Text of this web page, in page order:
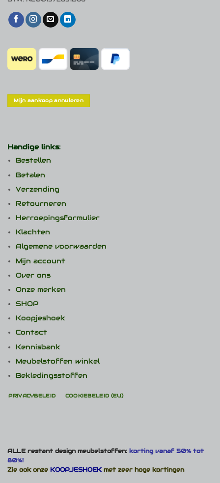
Mijn aankoop annuleren
Handige links:
Bestellen
Betalen
Verzending
Retourneren
Herroepingsformulier
Klachten
Algemene voorwaarden
Mijn account
Over ons
Onze merken
SHOP
Koopjeshoek
Contact
Kennisbank
Meubelstoffen winkel
Bekledingsstoffen
PRIVACYBELEID COOKIEBELEID (EU)
ALLE restant design meubelstoffen: korting vanaf 50% tot
80%!
Zie ook onze KOOPJESHOEKmet zeer hoge kortingen